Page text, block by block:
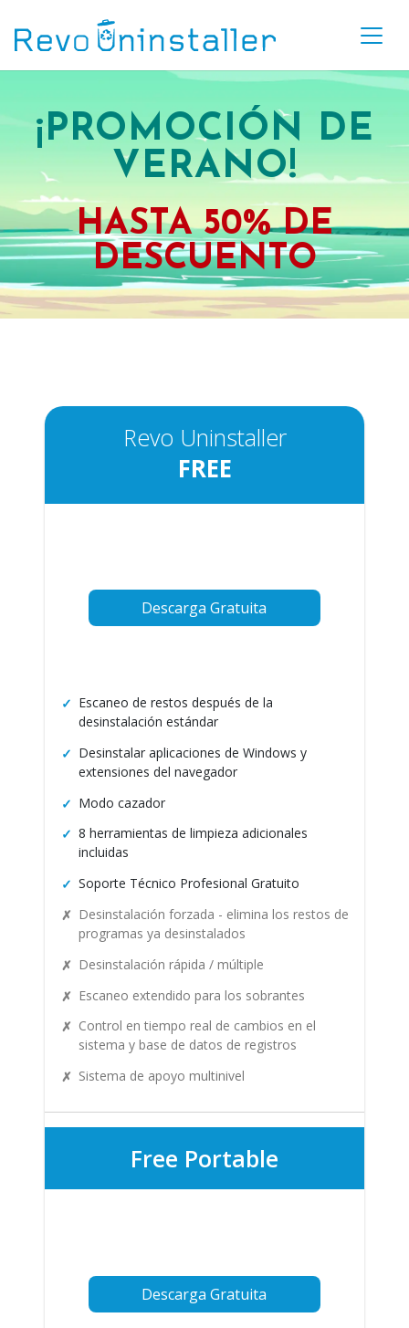
¡PROMOCIÓN DE
VERANO!
HASTA50% DE
DESCUENTO
Revo Uninstaller
FREE
Descarga Gratuita
Escaneo de restos después de la
desinstalación estándar
Desinstalar aplicaciones de Windows y
extensiones del navegador
Modo cazador
8 herramientas de limpieza adicionales
incluidas
Soporte Técnico Profesional Gratuito
Desinstalación forzada - elimina los restos de
programas ya desinstalados
Desinstalación rápida / múltiple
Escaneo extendido para los sobrantes
Control en tiempo real de cambios en el
sistema y base de datos de registros
Sistema de apoyo multinivel
Free Portable
Descarga Gratuita